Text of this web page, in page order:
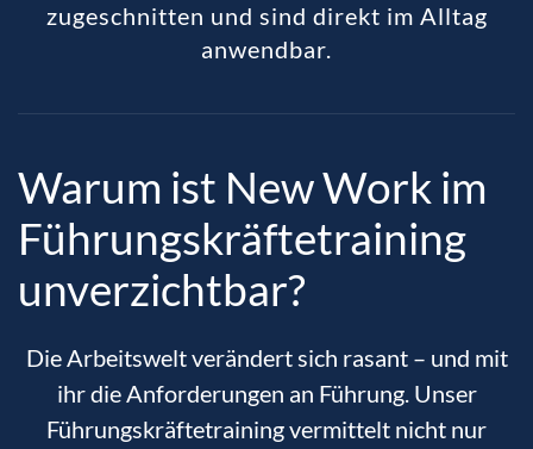
zugeschnitten und sind direkt im Alltag
anwendbar.
Warum ist New Work im
Führungskräftetraining
unverzichtbar?
Die Arbeitswelt verändert sich rasant – und mit
ihr die Anforderungen an Führung. Unser
Führungskräftetraining vermittelt nicht nur